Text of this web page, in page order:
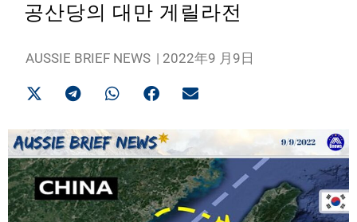
공산당의 대만 게릴라전
AUSSIE BRIEF NEWS | 2022年9 月9日